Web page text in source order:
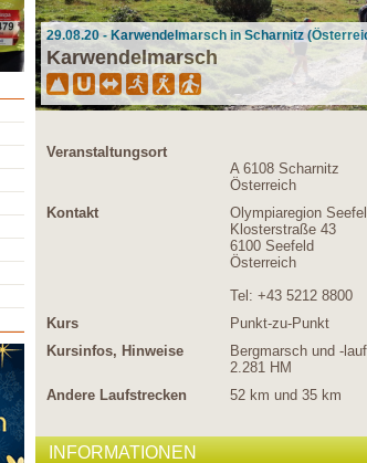
29.08.20 - Karwendelmarsch in Scharnitz
Karwendelmarsch
Veranstaltungsort
A 6108 Scharnitz
Österreich
Kontakt
Olympiaregion
Klosterstraße 43
6100 Seefeld
Österreich
Tel: +43 5212 8800
Kurs
Punkt-zu-Punkt
Kursinfos, Hinweise
Bergmarsch und -
2.281 HM
Andere Laufstrecken
52 km und 35 km
INFORMATIONEN